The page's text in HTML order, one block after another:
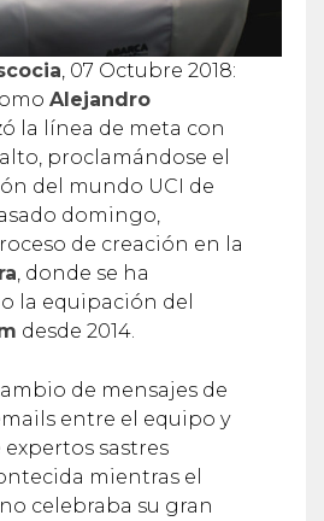
, 07 Octubre 2018:
Alejandro
la línea de meta con
proclamándose el
del mundo UCI de
domingo,
de creación en la
, donde se ha
la equipación del
desde 2014.
de mensajes de
entre el equipo y
sastres
mientras el
celebraba su gran